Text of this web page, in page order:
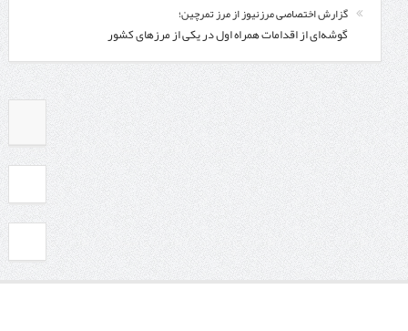
گزارش اختصاصی مرزنیوز از مرز تمرچین؛
گوشه‌ای از اقدامات همراه اول در یکی از مرزهای کشور